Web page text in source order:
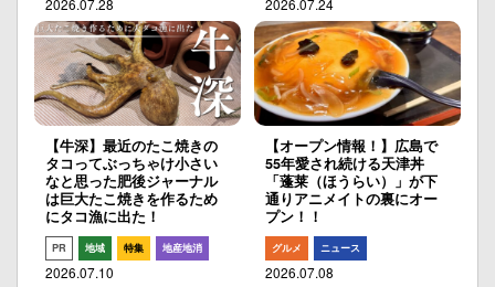
2026.07.28 2026.07.24
【牛深】最近のたこ焼きの
タコってぶっちゃけ小さい
なと思った肥後ジャーナル
は巨大たこ焼きを作るため
にタコ漁に出た！
PR 地域 特集 地産地消
2026.07.10
【オープン情報！】広島で
55年愛され続ける天津丼
「蓬莱（ほうらい）」が下
通りアニメイトの裏にオー
プン！！
グルメ ニュース
2026.07.08